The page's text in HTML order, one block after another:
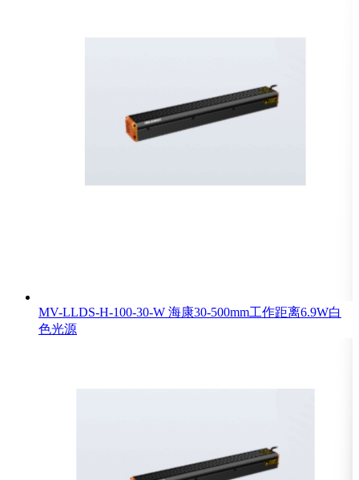
MV-LLDS-H-100-30-W 海康30-500mm工作距离6.9W白
色光源